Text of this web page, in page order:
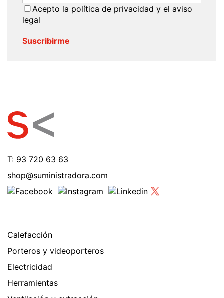
Acepto la política de privacidad y el aviso
legal
T: 93 720 63 63
shop@suministradora.com
Calefacción
Porteros y videoporteros
Electricidad
Herramientas